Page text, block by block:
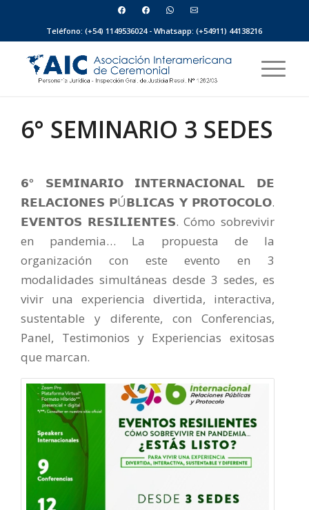
Teléfono: (+54) 1149536024 - Whatsapp: (+54911) 44138216
6° SEMINARIO 3 SEDES
𝟲° 𝗦𝗘𝗠𝗜𝗡𝗔𝗥𝗜𝗢 𝗜𝗡𝗧𝗘𝗥𝗡𝗔𝗖𝗜𝗢𝗡𝗔𝗟 𝗗𝗘
𝗥𝗘𝗟𝗔𝗖𝗜𝗢𝗡𝗘𝗦 𝗣Ú𝗕𝗟𝗜𝗖𝗔𝗦 𝗬 𝗣𝗥𝗢𝗧𝗢𝗖𝗢𝗟𝗢.
𝗘𝗩𝗘𝗡𝗧𝗢𝗦 𝗥𝗘𝗦𝗜𝗟𝗜𝗘𝗡𝗧𝗘𝗦. Cómo sobrevivir
en pandemia… La propuesta de la
organización con este evento en 3
modalidades simultáneas desde 3 sedes, es
vivir una experiencia divertida, interactiva,
sustentable y diferente, con Conferencias,
Panel, Testimonios y Experiencias exitosas
que marcan.